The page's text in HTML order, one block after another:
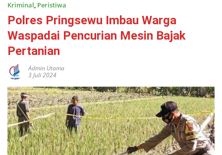
Kriminal, Peristiwa
Polres Pringsewu Imbau Warga
Waspadai Pencurian Mesin Bajak
Pertanian
Admin Utama
3 Juli 2024